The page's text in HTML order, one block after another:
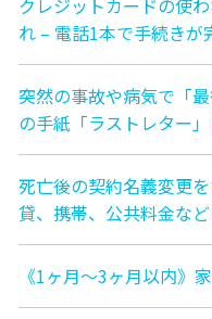
クレジットカードの使
れ – 電話1本で手続き
突然の事故や病気で「
の手紙「ラストレター
死亡後の契約名義変更
貸、携帯、公共料金な
《1ヶ月〜3ヶ月以内》